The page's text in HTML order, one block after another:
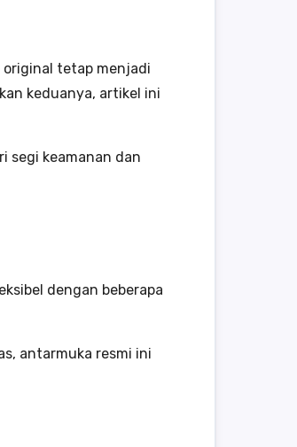
original tetap menjadi
keduanya, artikel ini
segi keamanan dan
dengan beberapa
antarmuka resmi ini